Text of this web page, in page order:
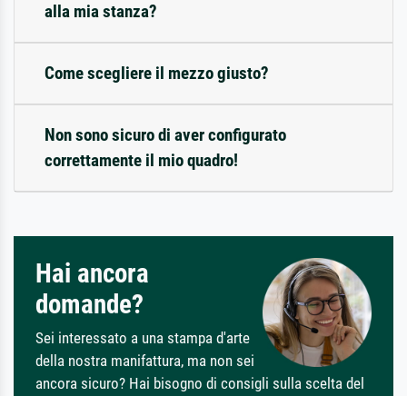
alla mia stanza?
Come scegliere il mezzo giusto?
Non sono sicuro di aver configurato
correttamente il mio quadro!
Hai ancora
domande?
Sei interessato a una stampa d'arte
della nostra manifattura, ma non sei
ancora sicuro? Hai bisogno di consigli sulla scelta del